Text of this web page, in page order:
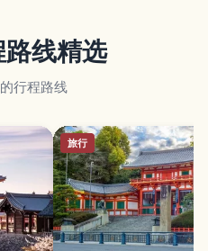
线精选
行程路线
旅行